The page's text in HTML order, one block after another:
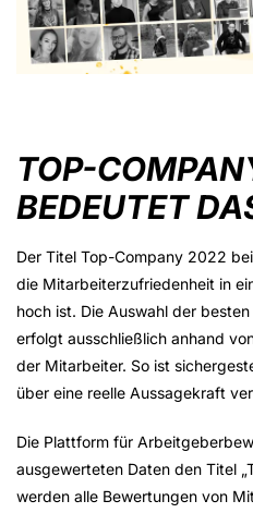
TOP-
BEDEUTET
Der Titel Top-Company 2022
die Mitarbeiterzufriedenheit in
hoch ist. Die Auswahl der
erfolgt ausschließlich anhand
der Mitarbeiter. So ist
über eine reelle Aussagekraft
Die Plattform für
ausgewerteten Daten den Titel
werden alle Bewertungen von